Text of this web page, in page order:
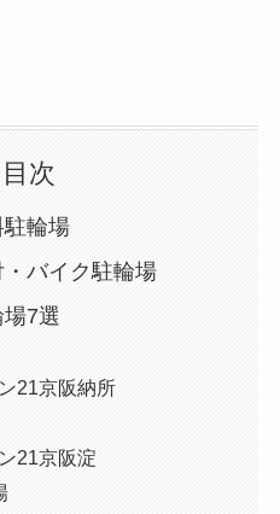
目次
輪場
バイク駐輪場
7選
21京阪納所
21京阪淀